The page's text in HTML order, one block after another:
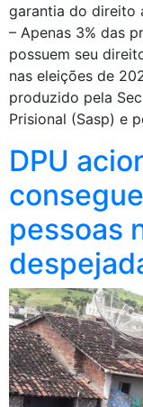
garantia do direito
– Apenas 3% das
possuem seu
nas eleições de
produzido pela
Prisional (Sasp) e
DPU
pessoas